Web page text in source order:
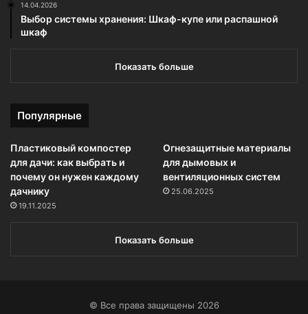
14.04.2026
Выбор системы хранения: Шкаф-купе или распашной
шкаф
Показать больше
Популярные
Пластиковый компостер
для дачи: как выбрать и
почему он нужен каждому
дачнику
19.11.2025
Огнезащитные материалы
для дымовых и
вентиляционных систем
25.06.2025
Показать больше
© Все права защищены 2026